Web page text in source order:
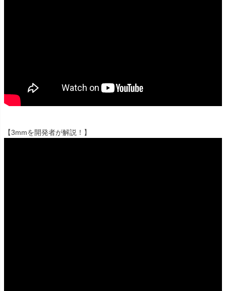
【3mmを開発者が解説！】